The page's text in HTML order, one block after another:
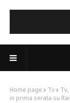
Home page Tv
in prima serata su